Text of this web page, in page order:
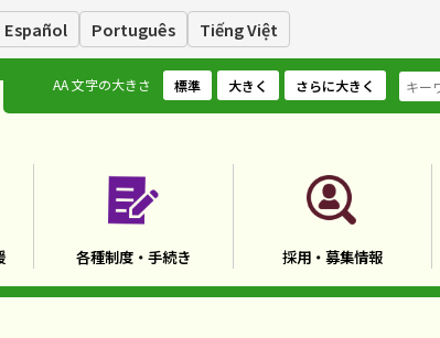
Español Português Tiếng Việt
AA文字の大きさ 標準 大きく さらに大きく
各種制度・手続き 採用・募集情報